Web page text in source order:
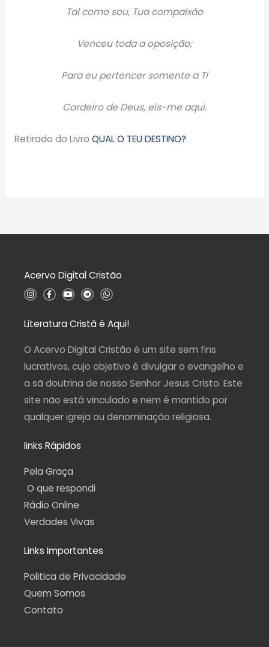
Tal como sou, Tua compaixão
Venceu toda a oposição;
Para eu pertencer somente a Ti
Cordeiro de Deus, eis-me aqui.
Retirado do Livro QUAL O TEU DESTINO?
Acervo Digital Cristão
I
n
a
g
a
m
F
a
b
o
k
-
f
Y
o
u
b
T
e
g
r
m
W
h
s
a
p
Literatura Cristã é Aqui!
O Acervo Digital Cristão é um site sem fins
lucrativos, cujo objetivo é divulgar o evangelho e
a sã doutrina de nosso Senhor Jesus Cristo. Este
site não está vinculado e nem é mantido por
qualquer igreja ou denominação religiosa.
links Rápidos
Pela Graça
O que respondi
Rádio Online
Verdades Vivas
Links Importantes
Politica de Privacidade
Quem Somos
Contato